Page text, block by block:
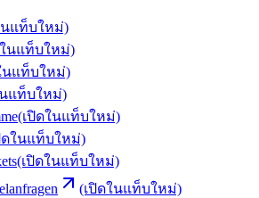
นแท็บใหม่)
นแท็บใหม่)
นแท็บใหม่)
แท็บใหม่)
(เปิดในแท็บใหม่)
ดในแท็บใหม่)
(เปิดในแท็บใหม่)
(เปิดในแท็บใหม่)